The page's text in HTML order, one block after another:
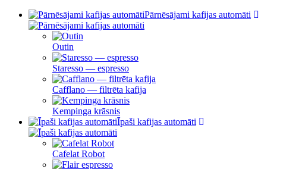
Pārnēsājami kafijas automāti
Outin
Staresso — espresso
Cafflano — filtrēta kafija
Kempinga krāsnis
Īpaši kafijas automāti
Cafelat Robot